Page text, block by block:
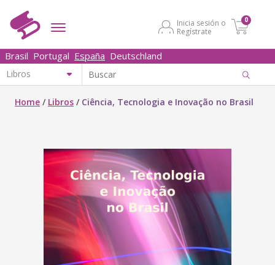
Inicia sesión o
Regístrate
0
Brasil Portugal España Deutschland
Home / Libros / Ciência, Tecnologia e Inovação no Brasil